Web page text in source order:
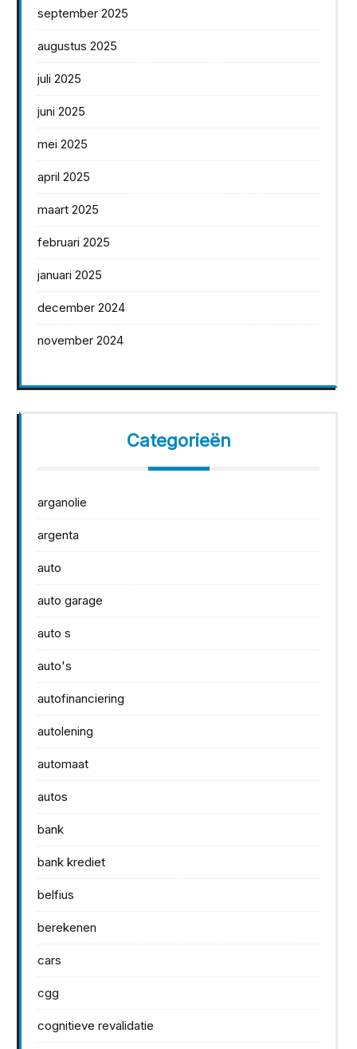
september 2025
augustus 2025
juli 2025
juni 2025
mei 2025
april 2025
maart 2025
februari 2025
januari 2025
december 2024
november 2024
Categorieën
arganolie
argenta
auto
auto garage
auto s
auto's
autofinanciering
autolening
automaat
autos
bank
bank krediet
belfius
berekenen
cars
cgg
cognitieve revalidatie